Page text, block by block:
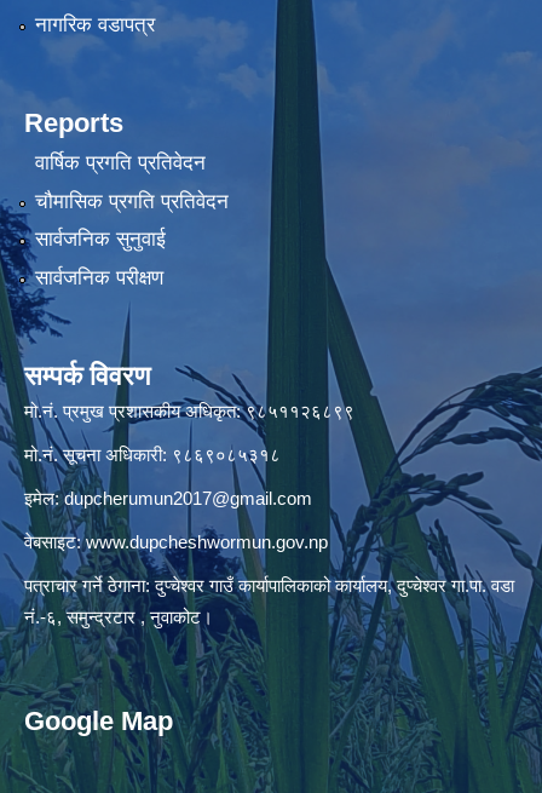
नागरिक वडापत्र
Reports
वार्षिक प्रगति प्रतिवेदन
चौमासिक प्रगति प्रतिवेदन
सार्वजनिक सुनुवाई
सार्वजनिक परीक्षण
सम्पर्क विवरण
मो.नं. प्रमुख प्रशासकीय अधिकृत: ९८५११२६८९९
मो.नं. सूचना अधिकारी: ९८६९०८५३१८
इमेल:dupcherumun2017@gmail.com
वेबसाइट:www.dupcheshwormun.gov.np
पत्राचार गर्ने ठेगाना: दुप्चेश्वर गाउँ कार्यापालिकाको कार्यालय, दुप्चेश्वर गा.पा. वडा
नं.-६, समुन्द्रटार , नुवाकोट।
Google Map